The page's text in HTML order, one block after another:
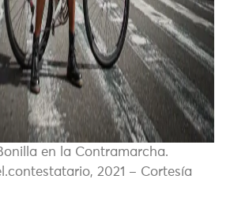
en la Contramarcha.
2021 – Cortesía